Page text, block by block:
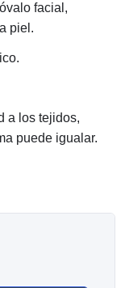
una nueva
piel.
al
facial,
piel.
a los tejidos,
puede igualar.